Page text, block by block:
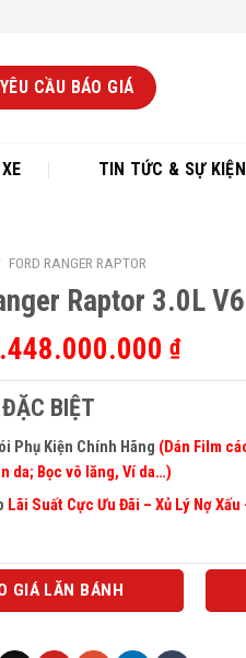
YÊU CẦU BÁO GIÁ
TIN TỨC & SỰ KIỆN
FORD RANGER RAPTOR
Raptor 3.0L V6
₫
BIỆT
Phụ Kiện Chính Hãng (Dán Film
da; Bọc vô lăng, Ví da…)
Lãi Suất Cực Ưu Đãi – Xủ Lý Nợ
GIÁ LĂN BÁNH